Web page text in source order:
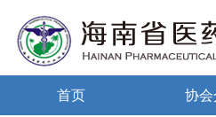
首页 协会